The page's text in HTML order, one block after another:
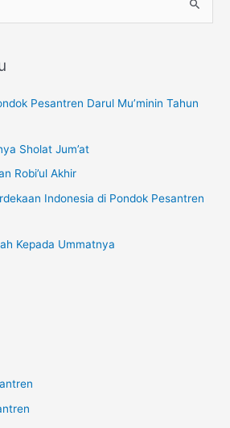
Pesantren Darul Mu’minin Tahun
Sholat Jum’at
Robi’ul Akhir
Indonesia di Pondok Pesantren
Kepada Ummatnya